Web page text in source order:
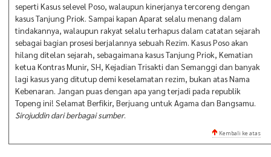
seperti Kasus selevel Poso, walaupun kinerjanya tercoreng dengan
kasus Tanjung Priok. Sampai kapan Aparat selalu menang dalam
tindakannya, walaupun rakyat selalu terhapus dalam catatan sejarah
sebagai bagian prosesi berjalannya sebuah Rezim. Kasus Poso akan
hilang ditelan sejarah, sebagaimana kasus Tanjung Priok, Kematian
ketua Kontras Munir, SH, Kejadian Trisakti dan Semanggi dan banyak
lagi kasus yang ditutup demi keselamatan rezim, bukan atas Nama
Kebenaran. Jangan puas dengan apa yang terjadi pada republik
Topeng ini! Selamat Berfikir, Berjuang untuk Agama dan Bangsamu.
Sirojuddin dari berbagai sumber.
Kembali ke atas